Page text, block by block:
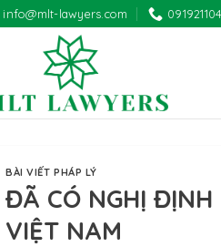
info@mlt-lawyers.com
BÀI VIẾT PHÁP LÝ
ĐÃ CÓ NGHỊ ĐỊNH
VIỆT NAM